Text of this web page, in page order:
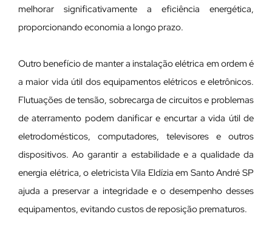
melhorar significativamente a eficiência energética,
proporcionando economia a longo prazo.
Outro benefício de manter a instalação elétrica em ordem é
a maior vida útil dos equipamentos elétricos e eletrônicos.
Flutuações de tensão, sobrecarga de circuitos e problemas
de aterramento podem danificar e encurtar a vida útil de
eletrodomésticos, computadores, televisores e outros
dispositivos. Ao garantir a estabilidade e a qualidade da
energia elétrica, o eletricista Vila Eldízia em Santo André SP
ajuda a preservar a integridade e o desempenho desses
equipamentos, evitando custos de reposição prematuros.